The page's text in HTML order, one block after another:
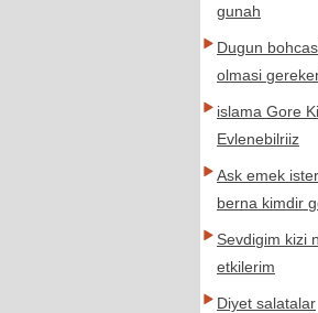
gunah
Dugun
olmasi
islama Gore
Evlenebilriiz
Ask emek
berna kimdir
Sevdigim kizi
etkilerim
Diyet salatalar